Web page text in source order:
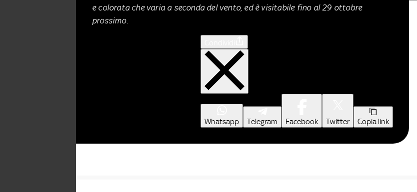
e colorata che varia a seconda del vento, ed è visitabile fino al 29 ottobre
prossimo.
Whatsapp Telegram Facebook Twitter Copia link